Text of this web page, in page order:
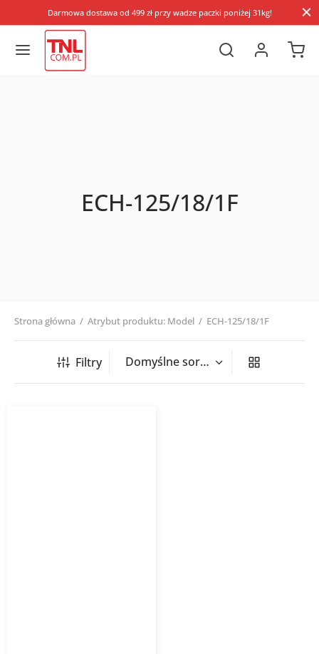
Darmowa dostawa od 499 zł przy wadze paczki poniżej 31kg!
ECH-125/18/1F
Strona główna / Atrybut produktu: Model / ECH-125/18/1F
Filtry